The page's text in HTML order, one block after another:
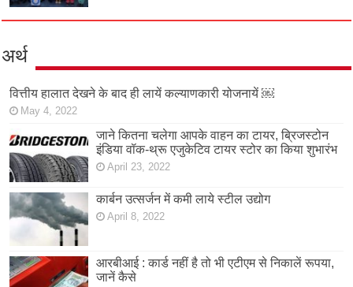
अर्थ
वित्तीय हालात देखने के बाद ही लायें कल्याणकारी योजनायें ￼
May 4, 2022
जाने कितना चलेगा आपके वाहन का टायर, ब्रिजस्टोन
इंडिया वॉक-थ्रू एजुकेटिव टायर स्टोर का किया शुभारंभ
April 23, 2022
कार्बन उत्सर्जन में कमी लाये स्टील उद्योग
April 8, 2022
आरबीआई : कार्ड नहीं है तो भी एटीएम से निकालें रूपया,
जानें कैसे